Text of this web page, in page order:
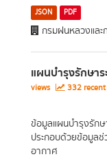
JSON PDF
กรมฝนหลวงและ
แผนบำรุงรักษา
views
332 recent
ข้อมูลแผนบำรุงรัก
ประกอบด้วยข้อมูลช่
อากาศ